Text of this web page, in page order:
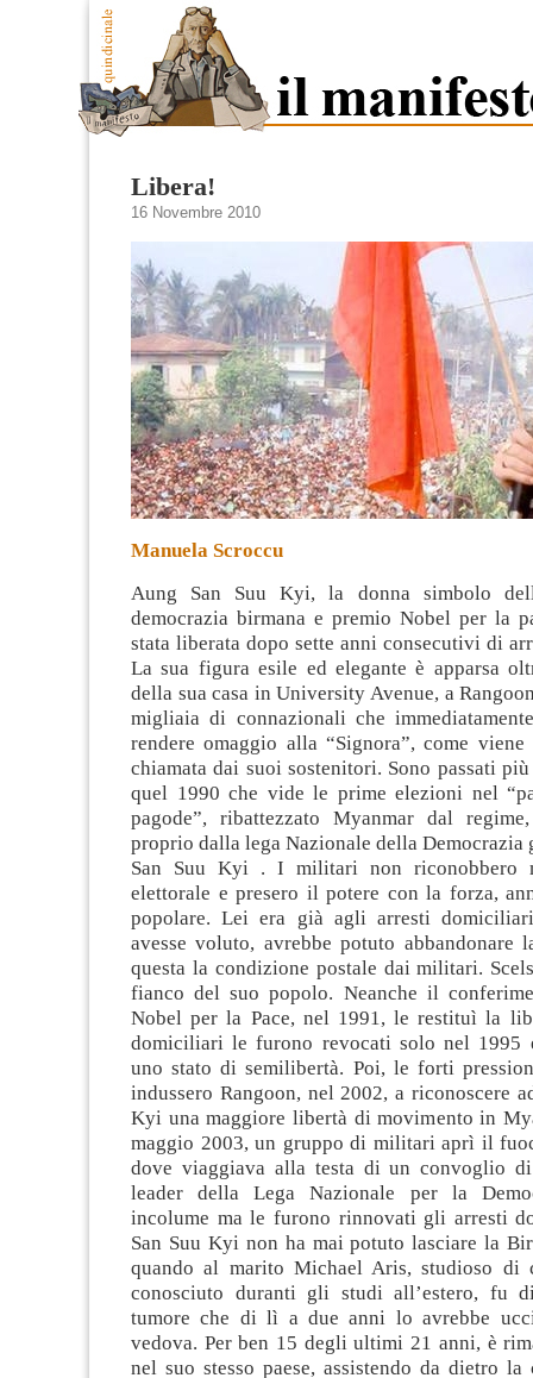
Libera!
16 Novembre 2010
Manuela Scroccu
Aung San Suu Kyi, la donna simbolo
democrazia birmana e premio Nobel per la
stata liberata dopo sette anni consecutivi di
La sua figura esile ed elegante è apparsa
della sua casa in University Avenue, a
migliaia di connazionali che
rendere omaggio alla “Signora”, come viene
chiamata dai suoi sostenitori. Sono passati
quel 1990 che vide le prime elezioni nel
pagode”, ribattezzato Myanmar dal
proprio dalla lega Nazionale della Democrazia
San Suu Kyi . I militari non riconobbero
elettorale e presero il potere con la forza,
popolare. Lei era già agli arresti
avesse voluto, avrebbe potuto abbandonare
questa la condizione postale dai militari.
fianco del suo popolo. Neanche il
Nobel per la Pace, nel 1991, le restituì la
domiciliari le furono revocati solo nel 1995
uno stato di semilibertà. Poi, le forti
indussero Rangoon, nel 2002, a riconoscere
Kyi una maggiore libertà di movimento in
maggio 2003, un gruppo di militari aprì il
dove viaggiava alla testa di un convoglio
leader della Lega Nazionale per la
incolume ma le furono rinnovati gli arresti
San Suu Kyi non ha mai potuto lasciare la
quando al marito Michael Aris, studioso di
conosciuto duranti gli studi all’estero, fu
tumore che di lì a due anni lo avrebbe
vedova. Per ben 15 degli ultimi 21 anni, è
nel suo stesso paese, assistendo da dietro la